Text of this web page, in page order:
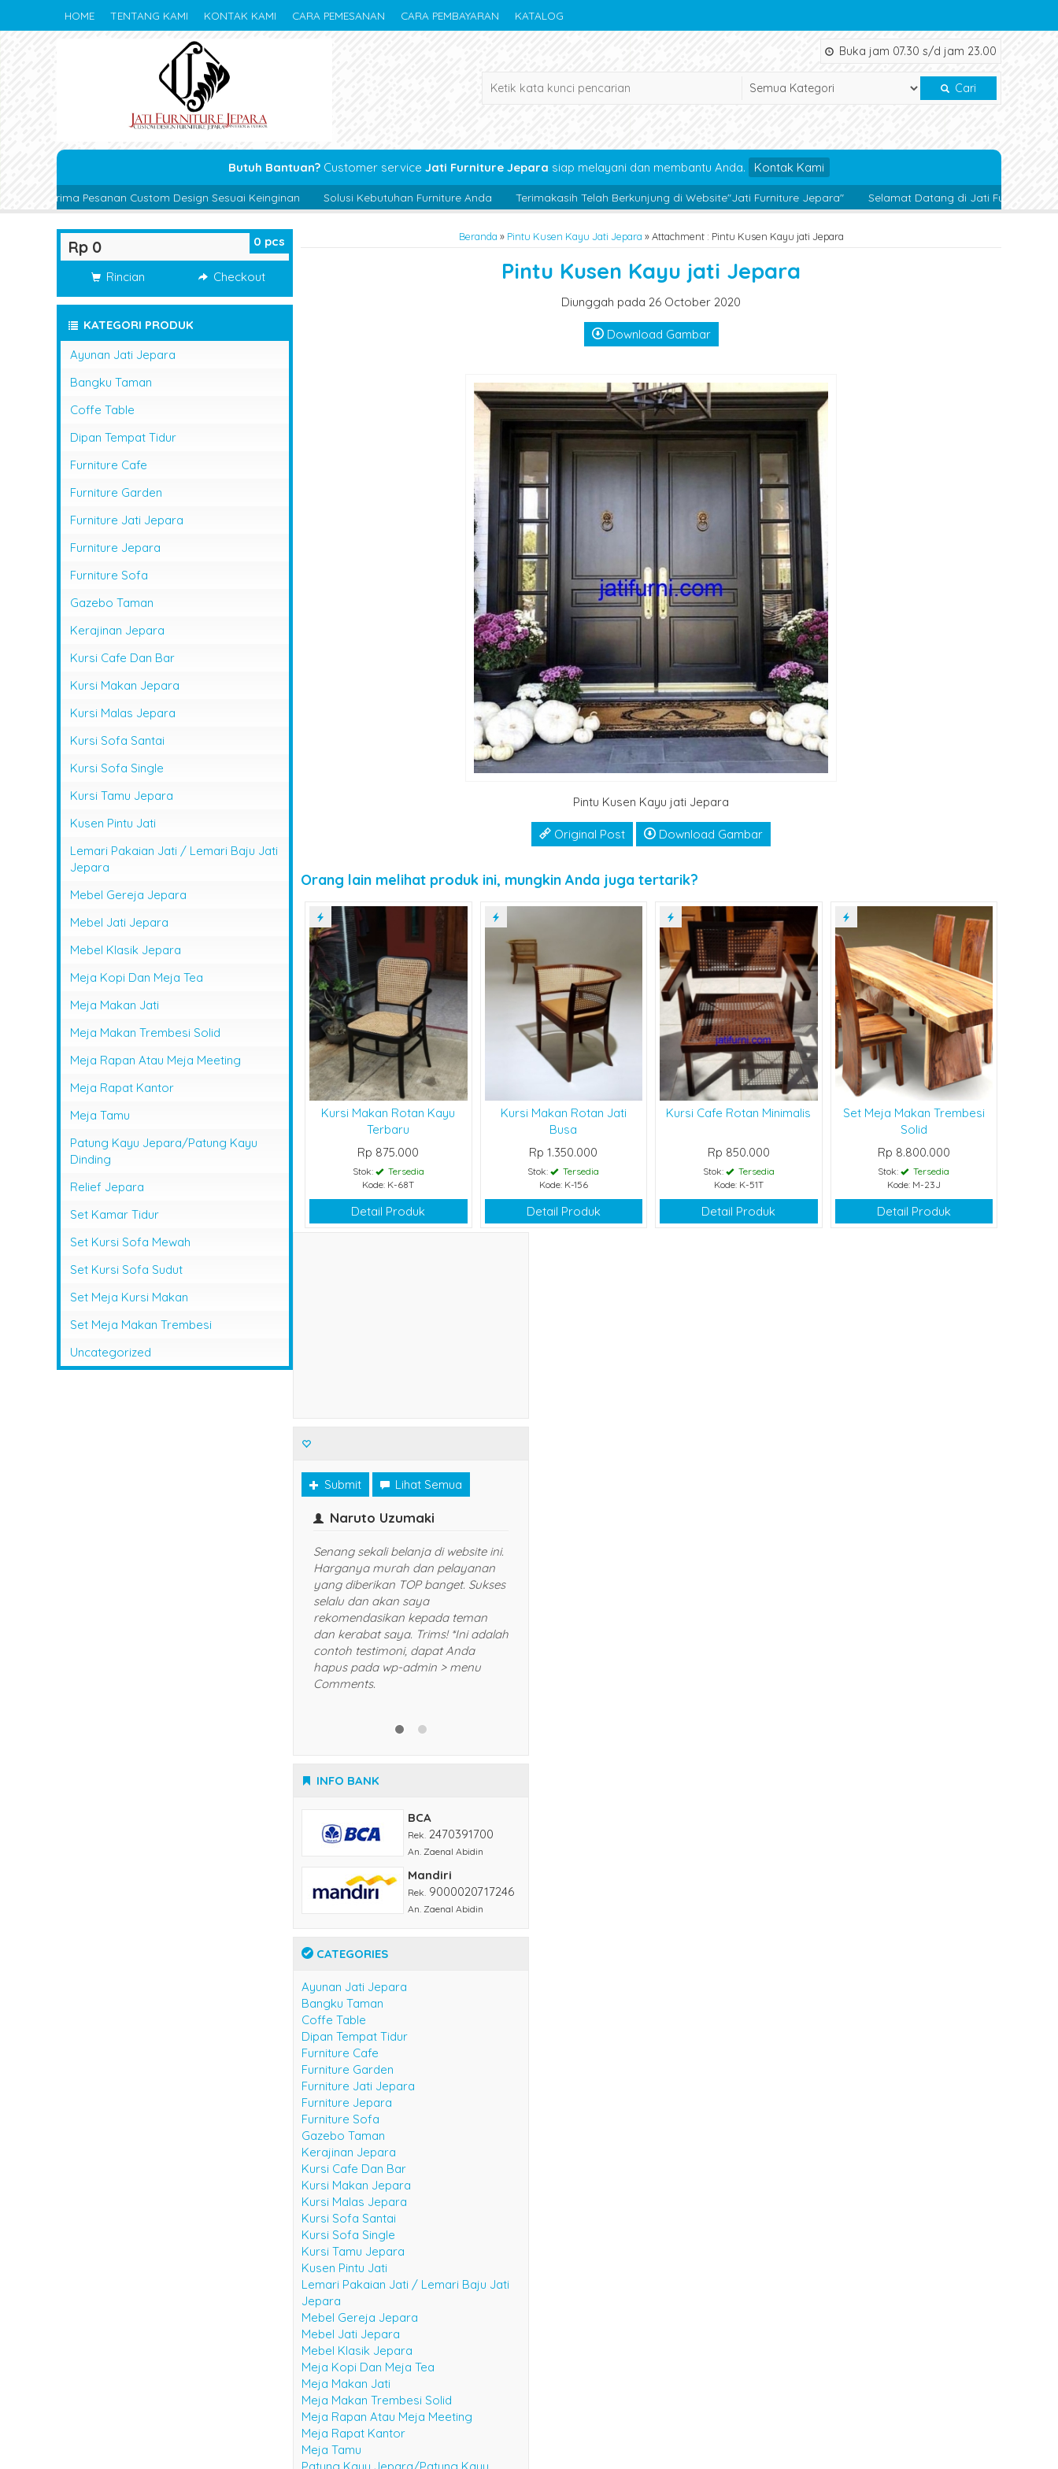
HOME TENTANG KAMI KONTAK KAMI CARA PEMESANAN CARA PEMBAYARAN KATALOG
Buka jam 07.30 s/d jam 23.00
Cari
Butuh Bantuan? Customer service Jati Furniture Jepara siap melayani dan membantu Anda. Kontak Kami
Pesanan Custom Design Sesuai Keinginan Solusi Kebutuhan Furniture Anda Terimakasih Telah Berkunjung di Website"Jati Furniture Jepara" Selamat Datang di Jati Furniture Jepara
Beranda » Pintu Kusen Kayu Jati Jepara » Attachment : Pintu Kusen Kayu jati Jepara
Pintu Kusen Kayu jati Jepara
Diunggah pada 26 October 2020
Download Gambar
Pintu Kusen Kayu jati Jepara
Original Post Download Gambar
Orang lain melihat produk ini, mungkin Anda juga tertarik?
Kursi Makan Rotan Kayu
Terbaru
Rp 875.000
Stok:
Tersedia
Kode: K-68T
Detail Produk
Kursi Makan Rotan Jati
Busa
Rp 1.350.000
Stok:
Tersedia
Kode: K-156
Detail Produk
Kursi Cafe Rotan Minimalis
Rp 850.000
Stok:
Tersedia
Kode: K-51T
Detail Produk
Set Meja Makan Trembesi
Solid
Rp 8.800.000
Stok:
Tersedia
Kode: M-23J
Detail Produk
0 pcs
Rp 0
Rincian Checkout
KATEGORI PRODUK
Ayunan Jati Jepara
Bangku Taman
Coffe Table
Dipan Tempat Tidur
Furniture Cafe
Furniture Garden
Furniture Jati Jepara
Furniture Jepara
Furniture Sofa
Gazebo Taman
Kerajinan Jepara
Kursi Cafe Dan Bar
Kursi Makan Jepara
Kursi Malas Jepara
Kursi Sofa Santai
Kursi Sofa Single
Kursi Tamu Jepara
Kusen Pintu Jati
Lemari Pakaian Jati / Lemari Baju Jati
Jepara
Mebel Gereja Jepara
Mebel Jati Jepara
Mebel Klasik Jepara
Meja Kopi Dan Meja Tea
Meja Makan Jati
Meja Makan Trembesi Solid
Meja Rapan Atau Meja Meeting
Meja Rapat Kantor
Meja Tamu
Patung Kayu Jepara/Patung Kayu
Dinding
Relief Jepara
Set Kamar Tidur
Set Kursi Sofa Mewah
Set Kursi Sofa Sudut
Set Meja Kursi Makan
Set Meja Makan Trembesi
Uncategorized
Submit Lihat Semua
Naruto Uzumaki
Senang sekali belanja di website ini.
Harganya murah dan pelayanan
yang diberikan TOP banget. Sukses
selalu dan akan saya
rekomendasikan kepada teman
dan kerabat saya. Trims! *Ini adalah
contoh testimoni, dapat Anda
hapus pada wp-admin > menu
Comments.
INFO BANK
BCA
Rek. 2470391700
An. Zaenal Abidin
Mandiri
Rek. 9000020717246
An. Zaenal Abidin
CATEGORIES
Ayunan Jati Jepara
Bangku Taman
Coffe Table
Dipan Tempat Tidur
Furniture Cafe
Furniture Garden
Furniture Jati Jepara
Furniture Jepara
Furniture Sofa
Gazebo Taman
Kerajinan Jepara
Kursi Cafe Dan Bar
Kursi Makan Jepara
Kursi Malas Jepara
Kursi Sofa Santai
Kursi Sofa Single
Kursi Tamu Jepara
Kusen Pintu Jati
Lemari Pakaian Jati / Lemari Baju Jati
Jepara
Mebel Gereja Jepara
Mebel Jati Jepara
Mebel Klasik Jepara
Meja Kopi Dan Meja Tea
Meja Makan Jati
Meja Makan Trembesi Solid
Meja Rapan Atau Meja Meeting
Meja Rapat Kantor
Meja Tamu
Patung Kayu Jepara/Patung Kayu